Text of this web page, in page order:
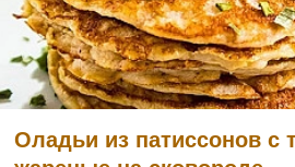
Оладьи из патиссонов с